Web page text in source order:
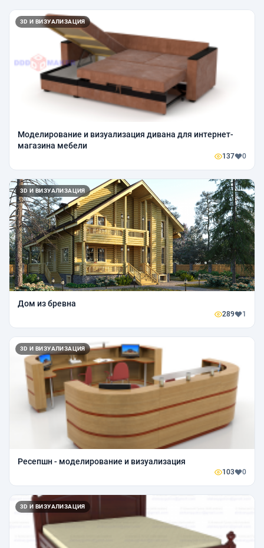
3D И ВИЗУАЛИЗАЦИЯ
Моделирование и визуализация дивана для интернет-
магазина мебели
137 0
3D И ВИЗУАЛИЗАЦИЯ
Дом из бревна
289 1
3D И ВИЗУАЛИЗАЦИЯ
Ресепшн - моделирование и визуализация
103 0
3D И ВИЗУАЛИЗАЦИЯ